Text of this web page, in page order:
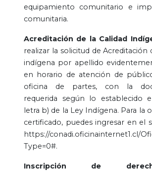
equipamiento comunitario e
comunitaria.
Acreditación de la Calidad
realizar la solicitud de Acreditación
indígena por apellido
en horario de atención de
oficina de partes, con la
requerida según lo establecido
letra b) de la Ley Indígena. Para la
certificado, puedes ingresar en el
https://conadi.oficinainternet1.cl/
Type=0#.
Inscripción de